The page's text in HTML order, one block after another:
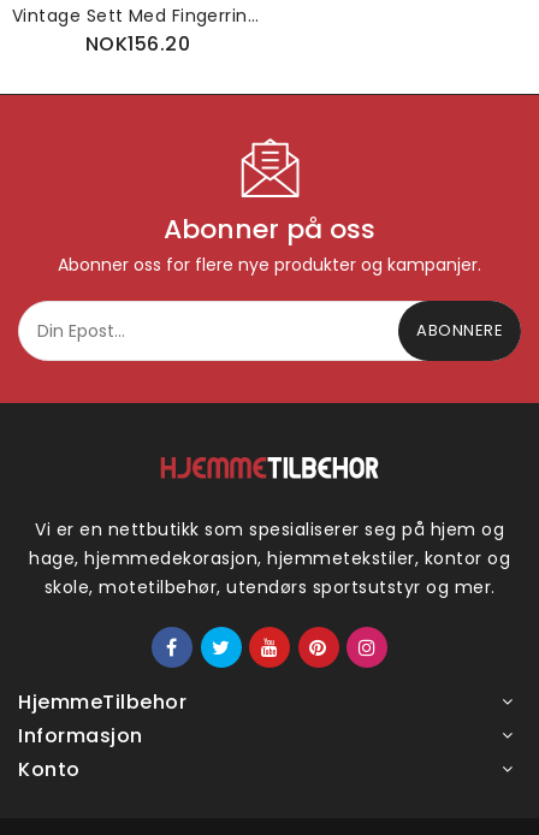
Vintage Sett Med Fingerringer Sun Moon Triangle Geometrisk Bule Turkis Etniske Smykker For Kvinner
NOK156.20
Abonner på oss
Abonner oss for flere nye produkter og kampanjer.
ABONNERE
Vi er en nettbutikk som spesialiserer seg på hjem og
hage, hjemmedekorasjon, hjemmetekstiler, kontor og
skole, motetilbehør, utendørs sportsutstyr og mer.
HjemmeTilbehor
Informasjon
Konto